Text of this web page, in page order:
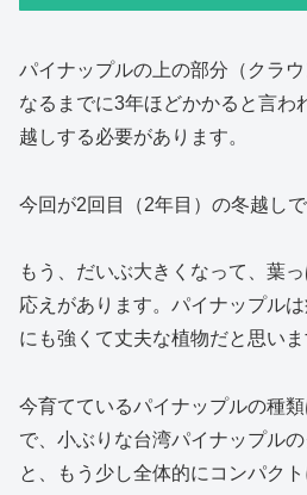
パイナップルの上の部分（クラ
なるまでに3年ほどかかると言わ
越しする必要があります。
今回が2回目（2年目）の冬越しで
もう、だいぶ大きくなって、葉
応えがあります。パイナップル
にも強くて丈夫な植物だと思いま
今育てているパイナップルの種
で、小ぶりな台湾パイナップル
と、もう少し全体的にコンパク